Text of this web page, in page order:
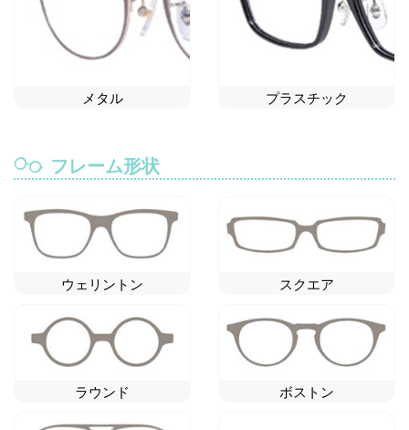
メタル プラスチック
フレーム形状
ウェリントン スクエア
ラウンド ボストン